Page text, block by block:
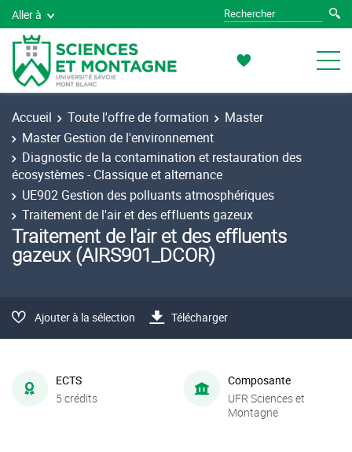
Aller à
Accueil Toute l'offre de formation
Master
Master Gestion de l'environnement
Diagnostic de la contamination et restauration des
écosystèmes - Classique et alternance
UE902 Gestion des polluants atmosphériques
Traitement de l'air et des effluents gazeux
Traitement de l'air et des effluents
gazeux (AIRS901_DCOR)
Ajouter à la sélection Télécharger
ECTS
5 crédits
Composante
UFR Sciences et
Montagne